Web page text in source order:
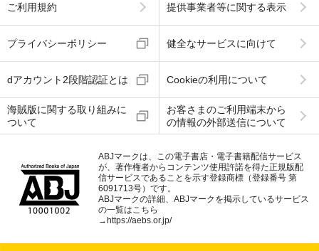
ご利用規約 提供事業者等に関する表示
プライバシーポリシー 健全なサービスに向けて
dアカウント2段階認証とは Cookieの利用について
海賊版に関する取り組みに
ついて
お客さまのご利用端末から
の情報の外部送信について
ABJマークは、この電子書店・電子書籍配信サービス
が、著作権者からコンテンツ使用許諾を得た正規版配
信サービスであることを示す登録商標（登録番号 第
6091713号）です。
ABJマークの詳細、ABJマークを掲示しているサービス
の一覧はこちら
→ https://aebs.or.jp/